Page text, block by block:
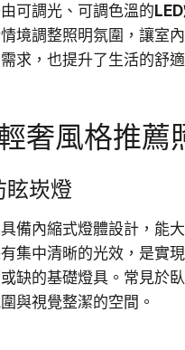
可調光、可調色溫的
境調整照明氛圍，讓室
求，也提升了生活的舒
奢風格推薦
眩崁燈
備內縮式燈體設計，能
集中清晰的光效，是實
缺的基礎燈具。常見於
與視覺整潔的空間。